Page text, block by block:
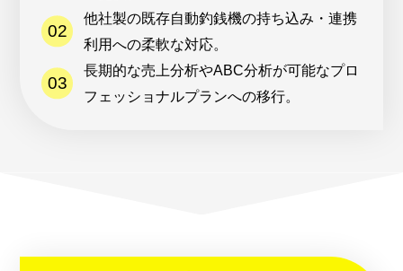
他社製の既存自動釣銭機の持ち込み・連携
利用への柔軟な対応。
長期的な売上分析やABC分析が可能なプロ
フェッショナルプランへの移行。